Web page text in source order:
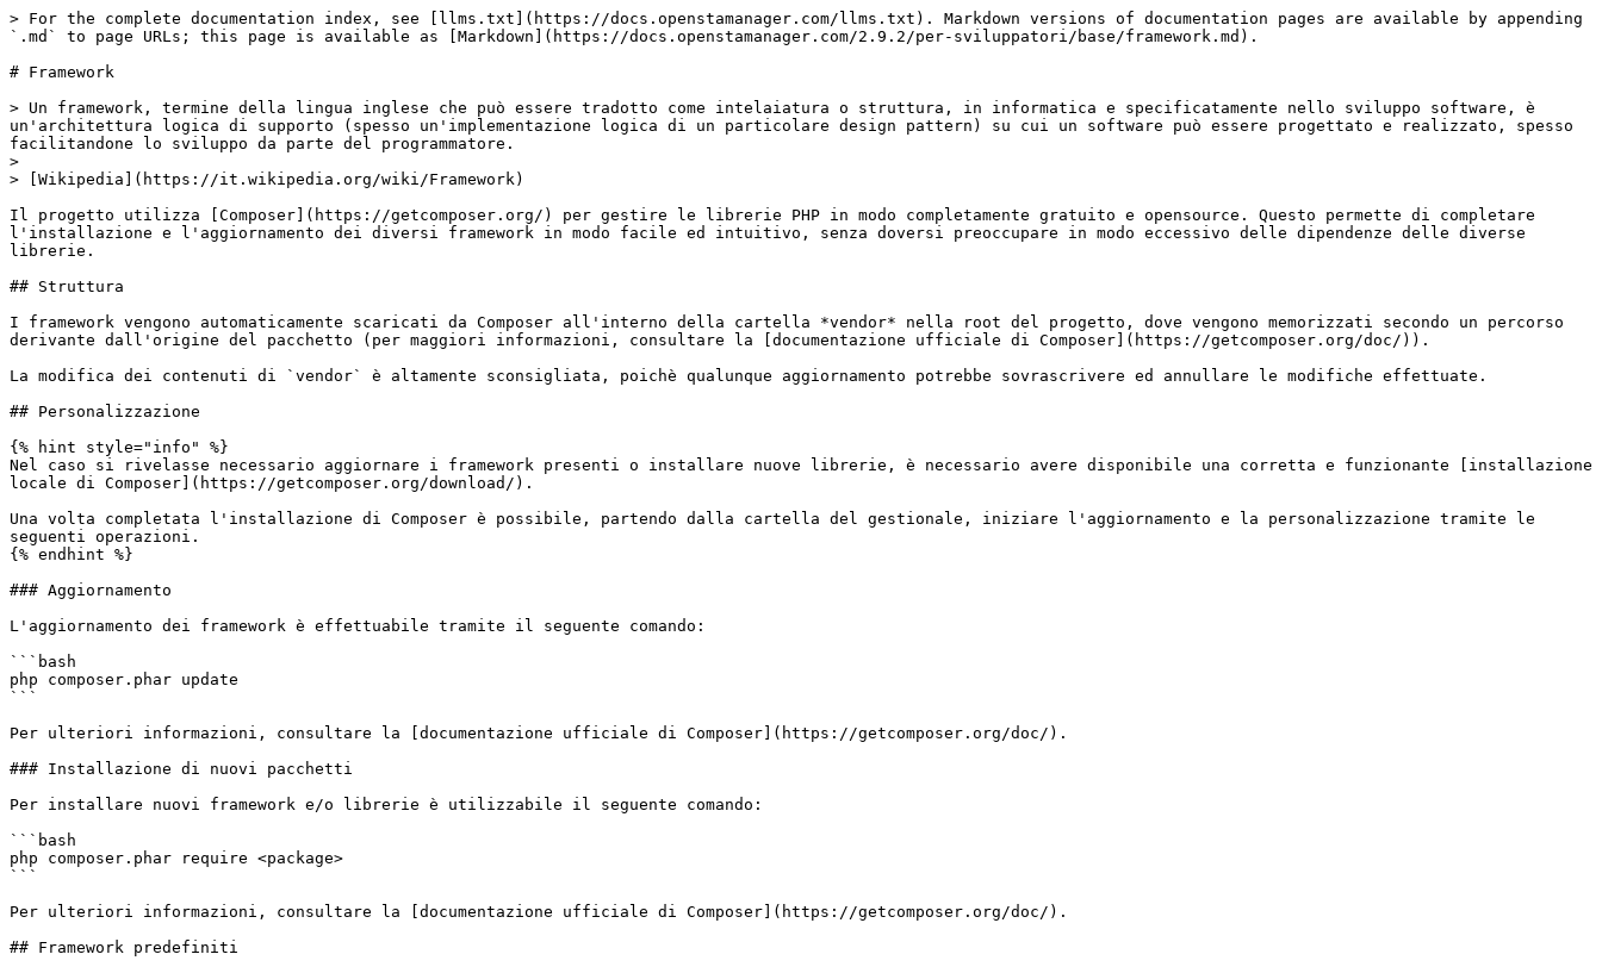
> For the complete documentation index, see [llms.txt](https://docs.openstamanager.com/llms.txt). Markdown versions of documentation pages are available by appending
`.md` to page URLs; this page is available as [Markdown](https://docs.openstamanager.com/2.9.2/per-sviluppatori/base/framework.md).
# Framework
> Un framework, termine della lingua inglese che può essere tradotto come intelaiatura o struttura, in informatica e specificatamente nello sviluppo software, è
un'architettura logica di supporto (spesso un'implementazione logica di un particolare design pattern) su cui un software può essere progettato e realizzato, spesso
facilitandone lo sviluppo da parte del programmatore.
>
> [Wikipedia](https://it.wikipedia.org/wiki/Framework)
Il progetto utilizza [Composer](https://getcomposer.org/) per gestire le librerie PHP in modo completamente gratuito e opensource. Questo permette di completare
l'installazione e l'aggiornamento dei diversi framework in modo facile ed intuitivo, senza doversi preoccupare in modo eccessivo delle dipendenze delle diverse
librerie.
## Struttura
I framework vengono automaticamente scaricati da Composer all'interno della cartella *vendor* nella root del progetto, dove vengono memorizzati secondo un percorso
derivante dall'origine del pacchetto (per maggiori informazioni, consultare la [documentazione ufficiale di Composer](https://getcomposer.org/doc/)).
La modifica dei contenuti di `vendor` è altamente sconsigliata, poichè qualunque aggiornamento potrebbe sovrascrivere ed annullare le modifiche effettuate.
## Personalizzazione
{% hint style="info" %}
Nel caso si rivelasse necessario aggiornare i framework presenti o installare nuove librerie, è necessario avere disponibile una corretta e funzionante [installazione
locale di Composer](https://getcomposer.org/download/).
Una volta completata l'installazione di Composer è possibile, partendo dalla cartella del gestionale, iniziare l'aggiornamento e la personalizzazione tramite le
seguenti operazioni.
{% endhint %}
### Aggiornamento
L'aggiornamento dei framework è effettuabile tramite il seguente comando:
```bash
php composer.phar update
```
Per ulteriori informazioni, consultare la [documentazione ufficiale di Composer](https://getcomposer.org/doc/).
### Installazione di nuovi pacchetti
Per installare nuovi framework e/o librerie è utilizzabile il seguente comando:
```bash
php composer.phar require <package>
```
Per ulteriori informazioni, consultare la [documentazione ufficiale di Composer](https://getcomposer.org/doc/).
## Framework predefiniti